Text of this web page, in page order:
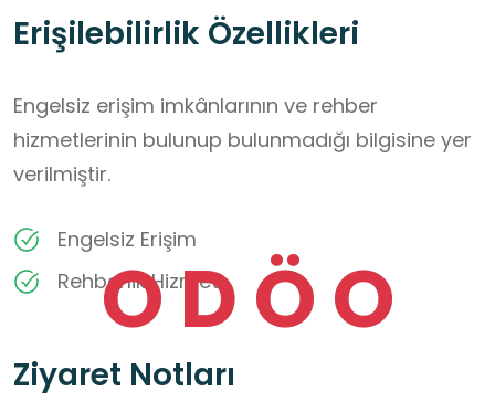
ODÖO
Erişilebilirlik Özellikleri
Engelsiz erişim imkânlarının ve rehber
hizmetlerinin bulunup bulunmadığı bilgisine yer
verilmiştir.
Engelsiz Erişim
Rehberlik Hizmeti
Ziyaret Notları